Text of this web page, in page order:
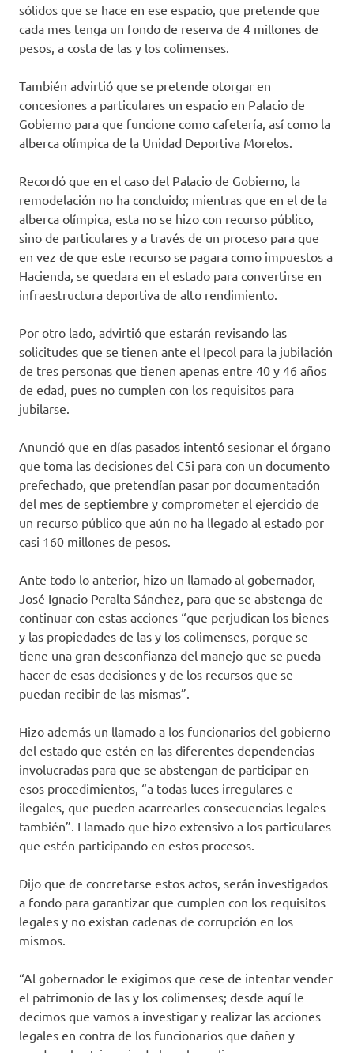
sólidos que se hace en ese espacio, que pretende que
cada mes tenga un fondo de reserva de 4 millones de
pesos, a costa de las y los colimenses.
También advirtió que se pretende otorgar en
concesiones a particulares un espacio en Palacio de
Gobierno para que funcione como cafetería, así como la
alberca olímpica de la Unidad Deportiva Morelos.
Recordó que en el caso del Palacio de Gobierno, la
remodelación no ha concluido; mientras que en el de la
alberca olímpica, esta no se hizo con recurso público,
sino de particulares y a través de un proceso para que
en vez de que este recurso se pagara como impuestos a
Hacienda, se quedara en el estado para convertirse en
infraestructura deportiva de alto rendimiento.
Por otro lado, advirtió que estarán revisando las
solicitudes que se tienen ante el Ipecol para la jubilación
de tres personas que tienen apenas entre 40 y 46 años
de edad, pues no cumplen con los requisitos para
jubilarse.
Anunció que en días pasados intentó sesionar el órgano
que toma las decisiones del C5i para con un documento
prefechado, que pretendían pasar por documentación
del mes de septiembre y comprometer el ejercicio de
un recurso público que aún no ha llegado al estado por
casi 160 millones de pesos.
Ante todo lo anterior, hizo un llamado al gobernador,
José Ignacio Peralta Sánchez, para que se abstenga de
continuar con estas acciones “que perjudican los bienes
y las propiedades de las y los colimenses, porque se
tiene una gran desconfianza del manejo que se pueda
hacer de esas decisiones y de los recursos que se
puedan recibir de las mismas”.
Hizo además un llamado a los funcionarios del gobierno
del estado que estén en las diferentes dependencias
involucradas para que se abstengan de participar en
esos procedimientos, “a todas luces irregulares e
ilegales, que pueden acarrearles consecuencias legales
también”. Llamado que hizo extensivo a los particulares
que estén participando en estos procesos.
Dijo que de concretarse estos actos, serán investigados
a fondo para garantizar que cumplen con los requisitos
legales y no existan cadenas de corrupción en los
mismos.
“Al gobernador le exigimos que cese de intentar vender
el patrimonio de las y los colimenses; desde aquí le
decimos que vamos a investigar y realizar las acciones
legales en contra de los funcionarios que dañen y